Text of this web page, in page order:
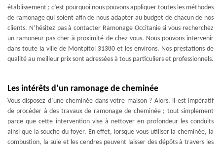
établissement ; c’est pourquoi nous pouvons appliquer toutes les méthodes
de ramonage qui soient afin de nous adapter au budget de chacun de nos
clients. N’hésitez pas à contacter Ramonage Occitanie si vous recherchez
un ramoneur pas cher à proximité de chez vous. Nous pouvons intervenir
dans toute la ville de Montpitol 31380 et les environs. Nos prestations de
qualité au meilleur prix sont adressées à tous particuliers et professionnels.
Les intérêts d’un ramonage de cheminée
Vous disposez d’une cheminée dans votre maison ? Alors, il est impératif
de procéder à des travaux de ramonage de cheminée ; tout simplement
parce que cette intervention vise à nettoyer en profondeur les conduits
ainsi que la souche du foyer. En effet, lorsque vous utiliser la cheminée, la
combustion, la suie et les cendres peuvent laisser des dépôts à travers les